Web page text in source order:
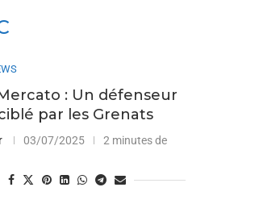
: Un défenseur
par les Grenats
03/07/2025
2 minutes de